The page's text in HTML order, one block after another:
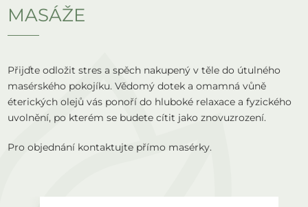
MASÁŽE
Přijďte odložit stres a spěch nakupený v těle do útulného
masérského pokojíku. Vědomý dotek a omamná vůně
éterických olejů vás ponoří do hluboké relaxace a fyzického
uvolnění, po kterém se budete cítit jako znovuzrození.
Pro objednání kontaktujte přímo masérky.